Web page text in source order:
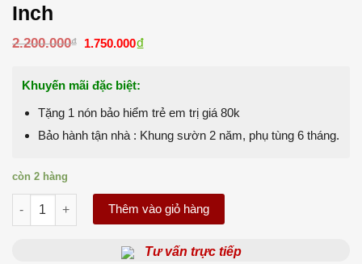
Inch
2.200.000₫
Giá
1.750.000₫
Khuyến mãi đặc biệt:
Tặng 1 nón bảo hiểm trẻ em trị giá 80k
Bảo hành tận nhà : Khung sườn 2 năm, phụ tùng 6 tháng.
còn 2 hàng
Xe đạp trẻ em Jazz Bear New - 12 Inch số lượng
Thêm vào giỏ hàng
Tư vấn trực tiếp